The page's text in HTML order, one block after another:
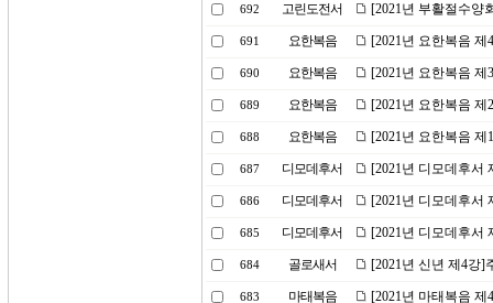
692 고린도전서 [2021년 부활절수양
691 요한복음 [2021년 요한복음
690 요한복음 [2021년 요한복음
689 요한복음 [2021년 요한복음
688 요한복음 [2021년 요한복음
687 디모데후서 [2021년 디모데후서
686 디모데후서 [2021년 디모데후서
685 디모데후서 [2021년 디모데후서
684 골로새서 [2021년 신년 제4강]
683 마태복음 [2021년 마태복음